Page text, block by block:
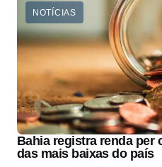
NOTÍCIAS
Bahia registra renda per
das mais baixas do país